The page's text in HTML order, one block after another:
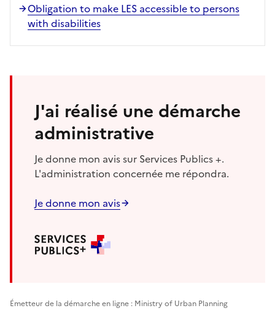
Obligation to make LES accessible to persons
with disabilities
J'ai réalisé une démarche
administrative
Je donne mon avis sur Services Publics +.
L'administration concernée me répondra.
Je donne mon avis
Émetteur de la démarche en ligne : Ministry of Urban Planning